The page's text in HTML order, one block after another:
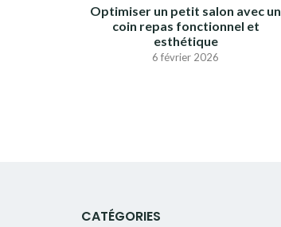
Optimiser un petit salon avec un
coin repas fonctionnel et
esthétique
6 février 2026
CATÉGORIES